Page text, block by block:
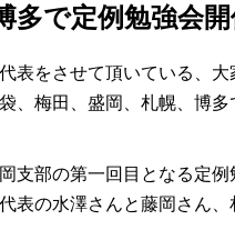
多で定例勉強会開
表をさせて頂いている、大
、梅田、盛岡、札幌、博多
支部の第一回目となる定例
表の水澤さんと藤岡さん